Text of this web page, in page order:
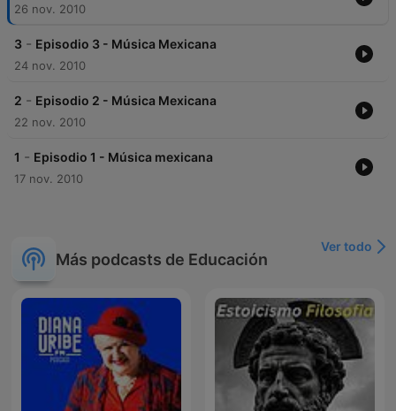
26 nov. 2010
3 - Episodio 3 - Música Mexicana
24 nov. 2010
2 - Episodio 2 - Música Mexicana
22 nov. 2010
1 - Episodio 1 - Música mexicana
17 nov. 2010
Más podcasts de Educación
Ver todo